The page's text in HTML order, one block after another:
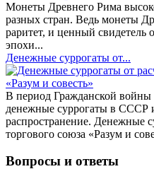
Монеты Древнего Рима
разных стран. Ведь монеты
раритет, и ценный свидетель
эпохи...
Денежные суррогаты от...
В период Гражданской войны
денежные суррогаты в СССР
распространение. Денежные
торгового союза «Разум и
Вопросы и ответы